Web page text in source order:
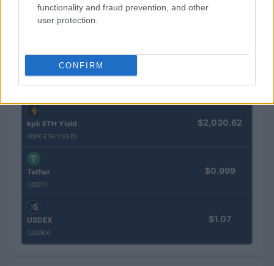
functionality and fraud prevention, and other
user protection.
CONFIRM
Ethereum
(ETH)
kpk ETH Yield
(KPK ETH YIELD)
$2,030.62
Tether
(USDT)
$0.999
USDEX
(USDEX)
$1.07